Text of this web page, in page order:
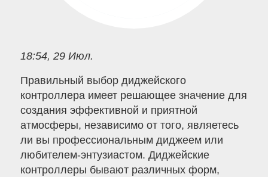
18:54, 29 Июл.
Правильный выбор диджейского
контроллера имеет решающее значение для
создания эффективной и приятной
атмосферы, независимо от того, являетесь
ли вы профессиональным диджеем или
любителем-энтузиастом. Диджейские
контроллеры бывают различных форм,